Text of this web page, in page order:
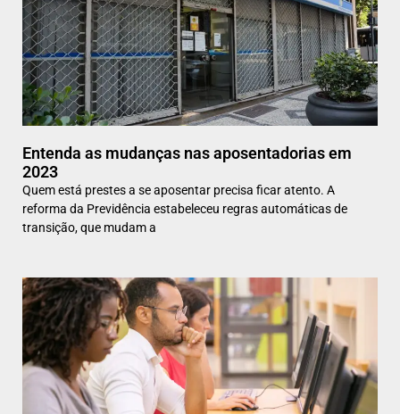
Entenda as mudanças nas aposentadorias em
2023
Quem está prestes a se aposentar precisa ficar atento. A
reforma da Previdência estabeleceu regras automáticas de
transição, que mudam a